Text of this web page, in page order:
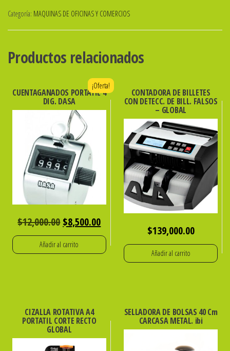
20
Cm
METAL.
cantidad
Categoría: MAQUINAS DE OFICINAS Y COMERCIOS
Productos relacionados
CUENTAGANADOS PORTATIL 4
DIG. DASA
¡Oferta!
$12,000.00 El
precio
original
$8,500.00El
precio
actual
Añadir al carrito
CONTADORA DE BILLETES
CON DETECC. DE BILL. FALSOS
– GLOBAL
$139,000.00
Añadir al carrito
CIZALLA ROTATIVA A4
PORTATIL CORTE RECTO
GLOBAL
SELLADORA DE BOLSAS 40 Cm
CARCASA METAL. ibi